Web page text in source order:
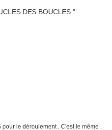
le déroulement . C'est le même .